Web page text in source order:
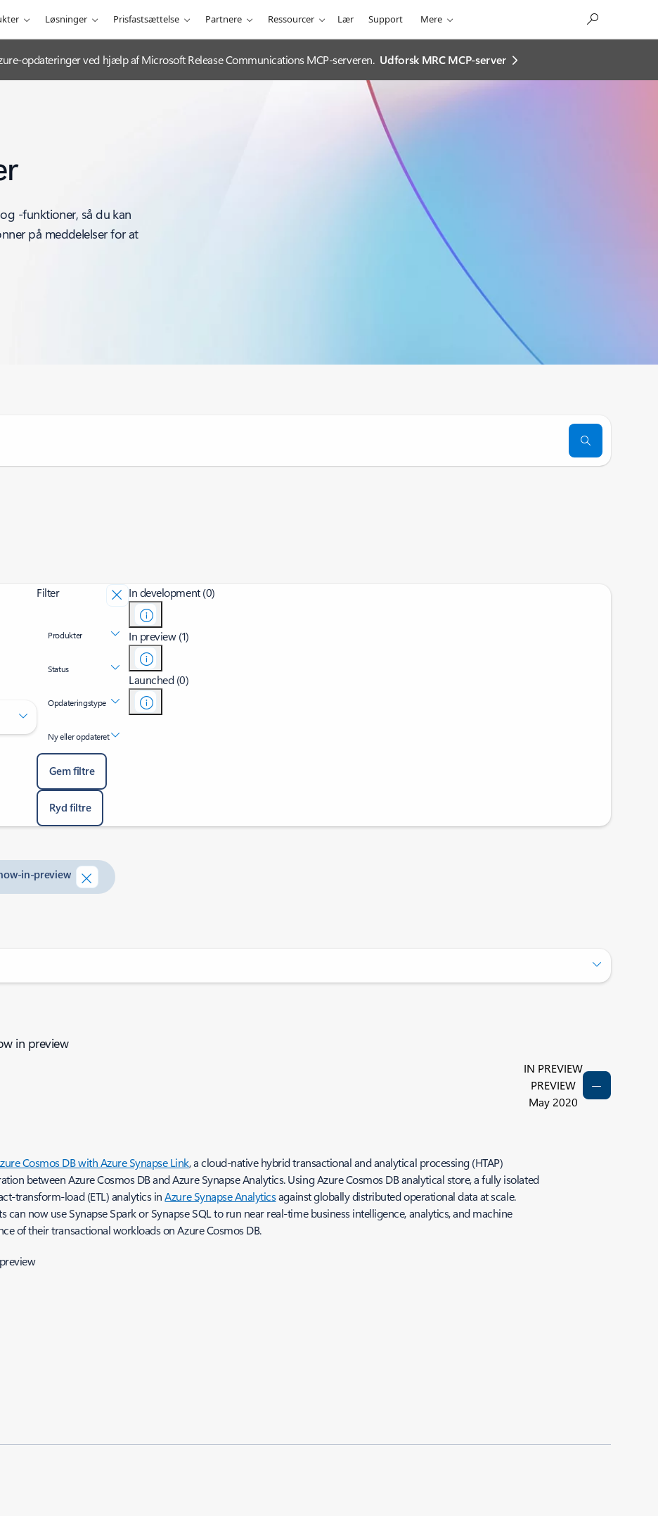
Løsninger Prisfastsættelse Partnere Ressourcer Lær Support Mere
opdateringer ved hjælp af Microsoft Release Communications MCP-serveren. Udforsk MRC MCP-server
-funktioner, så du kan
på meddelelser for at
Filter
Produkter
Status
Opdateringstype
Ny eller opdateret
Gem filtre
Ryd filtre
In development (0)
In preview (1)
Launched (0)
in-preview
in preview
IN PREVIEW
PREVIEW
May 2020
Cosmos DB with Azure Synapse Link, a cloud-native hybrid transactional and analytical processing (HTAP)
between Azure Cosmos DB and Azure Synapse Analytics. Using Azure Cosmos DB analytical store, a fully isolated
transform-load (ETL) analytics inAzure Synapse Analyticsagainst globally distributed operational data at scale.
can now use Synapse Spark or Synapse SQL to run near real-time business intelligence, analytics, and machine
of their transactional workloads on Azure Cosmos DB.